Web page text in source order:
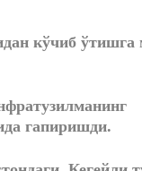
кўчиб ўтишга
гапиришди.